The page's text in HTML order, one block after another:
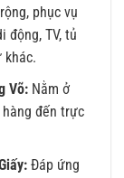
phục vụ
động, TV, tủ
khác.
Võ:Nằm ở
đến trực
Đáp ứng